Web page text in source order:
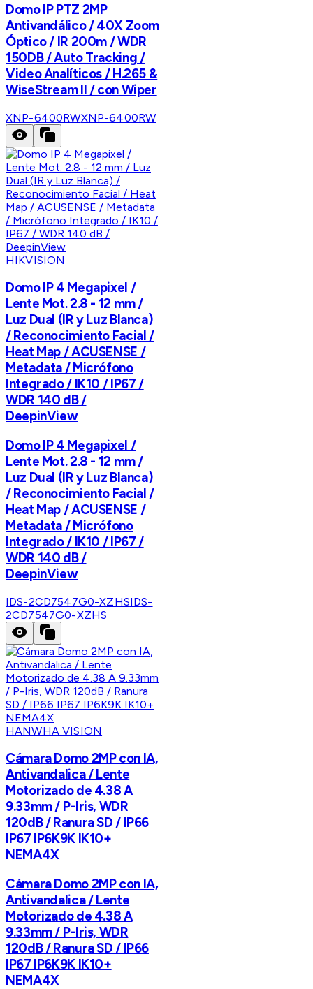
Domo IP PTZ 2MP
Antivandálico / 40X Zoom
Óptico / IR 200m / WDR
150DB / Auto Tracking /
Video Analíticos / H.265 &
WiseStream II / con Wiper
XNP-6400RWXNP-6400RW
HIKVISION
Domo IP 4 Megapixel /
Lente Mot. 2.8 - 12 mm /
Luz Dual (IR y Luz Blanca)
/ Reconocimiento Facial /
Heat Map / ACUSENSE /
Metadata / Micrófono
Integrado / IK10 / IP67 /
WDR 140 dB /
DeepinView
Domo IP 4 Megapixel /
Lente Mot. 2.8 - 12 mm /
Luz Dual (IR y Luz Blanca)
/ Reconocimiento Facial /
Heat Map / ACUSENSE /
Metadata / Micrófono
Integrado / IK10 / IP67 /
WDR 140 dB /
DeepinView
IDS-2CD7547G0-XZHSIDS-
2CD7547G0-XZHS
HANWHA VISION
Cámara Domo 2MP con IA,
Antivandalica / Lente
Motorizado de 4.38 A
9.33mm / P-Iris, WDR
120dB / Ranura SD / IP66
IP67 IP6K9K IK10+
NEMA4X
Cámara Domo 2MP con IA,
Antivandalica / Lente
Motorizado de 4.38 A
9.33mm / P-Iris, WDR
120dB / Ranura SD / IP66
IP67 IP6K9K IK10+
NEMA4X